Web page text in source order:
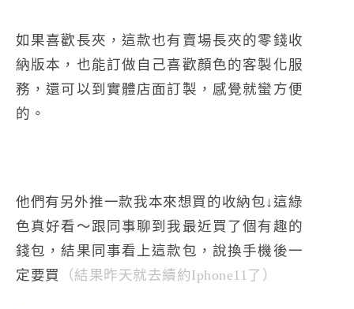
如果喜歡長夾，這款也有賣場長夾的零錢收
納版本，也能訂做自己喜歡顏色的客製化服
務，還可以到實體店面訂製，感覺就蠻方便
的。
他們有另外推一款我本來想買的收納包↓這綠
色真好看～跟同事聊到我最近買了個有趣的
錢包，結果同事看上這款包，說換手機後一
定要買
（結果昨天就去續約Iphone11了）